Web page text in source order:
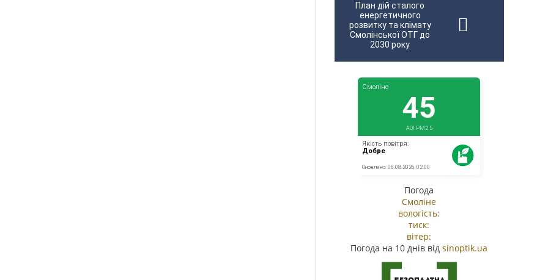
План дій сталого
енергетичного
розвитку та клімату
Смолінської ОТГ до
2030 року
Погода
Смоліне
вологість:
тиск:
вітер:
Погода на 10 днів відsinoptik.ua